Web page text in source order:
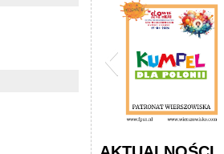
2026 Wierszowisko